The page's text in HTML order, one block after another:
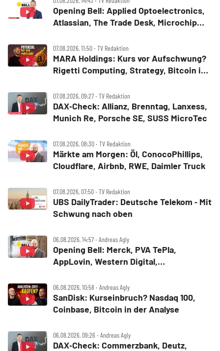
Opening Bell: Applied Optoelectronics,
Atlassian, The Trade Desk, Microchip
Digital
07.08.2026, 11:50 ‧ TV Redaktion
MARA Holdings: Kurs vor Aufschwung?
Rigetti Computing, Strategy, Bitcoin in
07.08.2026, 09:27 ‧ TV Redaktion
DAX‑Check: Allianz, Brenntag, Lanxess,
Munich Re, Porsche SE, SUSS MicroTec
07.08.2026, 08:30 ‧ TV Redaktion
Märkte am Morgen: Öl, ConocoPhillips,
Cloudflare, Airbnb, RWE, Daimler Truck
07.08.2026, 07:50 ‧ TV Redaktion
UBS DailyTrader: Deutsche Telekom ‑ Mit
Schwung nach oben
06.08.2026, 14:57 ‧ Andreas Agly
Opening Bell: Merck, PVA TePla,
AppLovin, Western Digital,
06.08.2026, 10:58 ‧ Andreas Agly
SanDisk: Kurseinbruch? Nasdaq 100,
Coinbase, Bitcoin in der Analyse
06.08.2026, 09:26 ‧ Andreas Agly
DAX‑Check: Commerzbank, Deutz,